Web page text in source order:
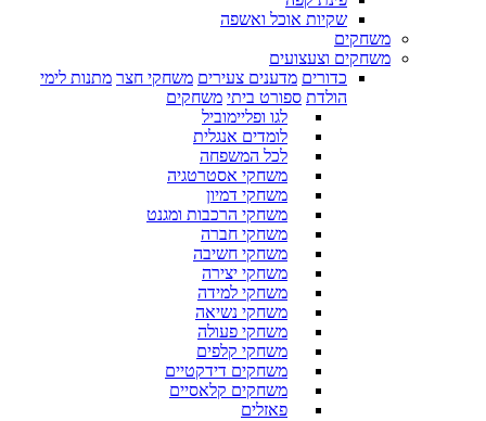
שקיות אוכל ואשפה
משחקים
משחקים וצעצועים
כדורים מדענים צעירים משחקי חצר מתנות לימי
הולדת ספורט ביתי משחקים
לגו ופליימוביל
לומדים אנגלית
לכל המשפחה
משחקי אסטרטגיה
משחקי דמיון
משחקי הרכבות ומגנט
משחקי חברה
משחקי חשיבה
משחקי יצירה
משחקי למידה
משחקי נשיאה
משחקי פעולה
משחקי קלפים
משחקים דידקטיים
משחקים קלאסיים
פאזלים